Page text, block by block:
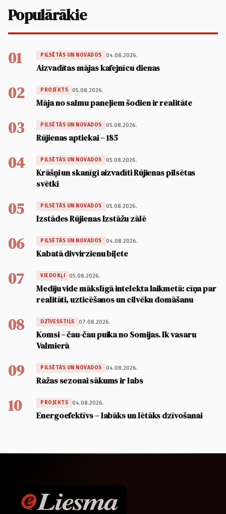
Populārākie
01 PILSĒTĀS UN NOVADOS 04.08.2026.
Aizvadītas mājas kafejnīcu dienas
02 PROJEKTS 05.08.2026.
Māja no salmu paneļiem šodien ir realitāte
03 PILSĒTĀS UN NOVADOS 05.08.2026.
Rūjienas aptiekai – 185
04 PILSĒTĀS UN NOVADOS 05.08.2026.
Krāšņi un skanīgi aizvadīti Rūjienas pilsētas
svētki
05 PILSĒTĀS UN NOVADOS 05.08.2026.
Izstādes Rūjienas Izstāžu zālē
06 PILSĒTĀS UN NOVADOS 04.08.2026.
Kabatā divvirzienu biļete
07 VIEDOKĻI 05.08.2026.
Mediju vide mākslīgā intelekta laikmetā: cīņa par
realitāti, uzticēšanos un cilvēku domāšanu
08 DZĪVESSTILS 07.08.2026.
Komsi – čau-čau puika no Somijas. Ik vasaru
Valmierā
09 PILSĒTĀS UN NOVADOS 04.08.2026.
Ražas sezonai sākums ir labs
10 PROJEKTS 04.08.2026.
Energoefektīvs – labāks un lētāks dzīvošanai